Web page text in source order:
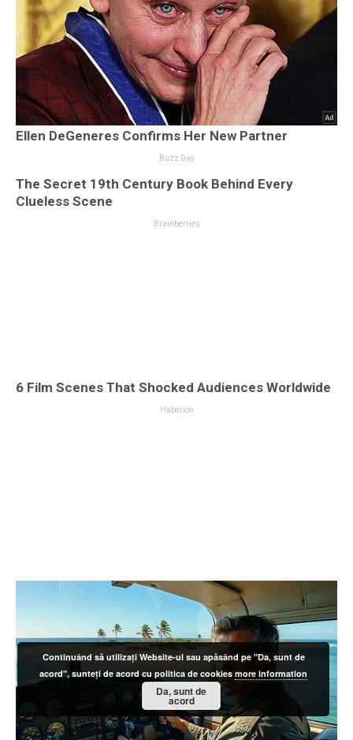
Continuând să utilizați Website-ul sau apăsând pe "Da, sunt de
acord", sunteți de acord cu politica de cookiesmore information
Da, sunt de
acord